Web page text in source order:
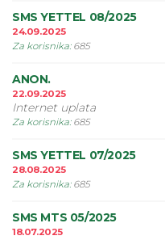
SMS YETTEL 08/2025
24.09.2025
Za korisnika: 685
ANON.
22.09.2025
Internet uplata
Za korisnika: 685
SMS YETTEL 07/2025
28.08.2025
Za korisnika: 685
SMS MTS 05/2025
18.07.2025